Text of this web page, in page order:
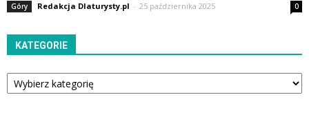
Góry Redakcja Dlaturysty.pl - 25 października 2025 0
KATEGORIE
Kategorie